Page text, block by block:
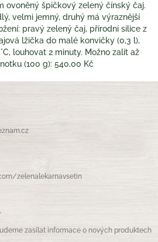
ovoněný špičkový zelený čínský čaj.
velmi jemný, druhý má výraznější
pravý zelený čaj, přírodní silice z
lžička do malé konvičky (0,3 l),
louhovat 2 minuty. Možno zalít až
(100 g): 540,00 Kč
zelenalekarnavsetin
zasílat informace o nových produktech